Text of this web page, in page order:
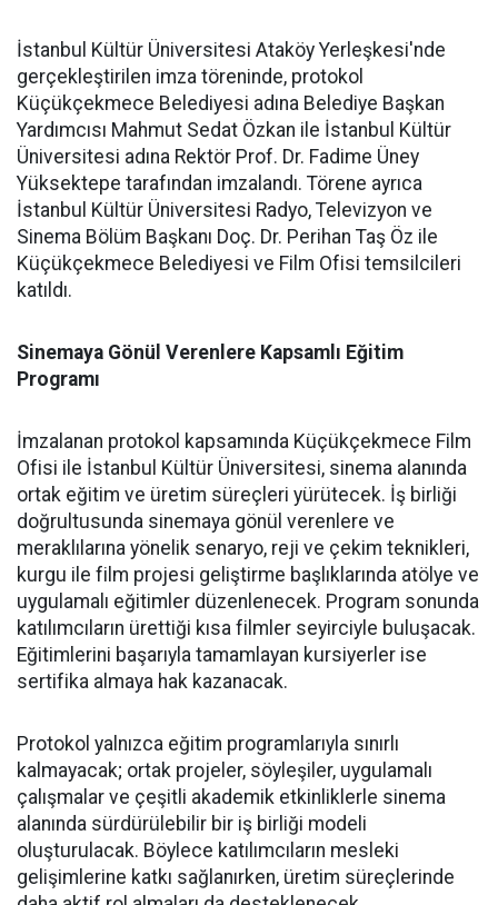
İstanbul Kültür Üniversitesi Ataköy Yerleşkesi'nde
gerçekleştirilen imza töreninde, protokol
Küçükçekmece Belediyesi adına Belediye Başkan
Yardımcısı Mahmut Sedat Özkan ile İstanbul Kültür
Üniversitesi adına Rektör Prof. Dr. Fadime Üney
Yüksektepe tarafından imzalandı. Törene ayrıca
İstanbul Kültür Üniversitesi Radyo, Televizyon ve
Sinema Bölüm Başkanı Doç. Dr. Perihan Taş Öz ile
Küçükçekmece Belediyesi ve Film Ofisi temsilcileri
katıldı.
Sinemaya Gönül Verenlere Kapsamlı Eğitim
Programı
İmzalanan protokol kapsamında Küçükçekmece Film
Ofisi ile İstanbul Kültür Üniversitesi, sinema alanında
ortak eğitim ve üretim süreçleri yürütecek. İş birliği
doğrultusunda sinemaya gönül verenlere ve
meraklılarına yönelik senaryo, reji ve çekim teknikleri,
kurgu ile film projesi geliştirme başlıklarında atölye ve
uygulamalı eğitimler düzenlenecek. Program sonunda
katılımcıların ürettiği kısa filmler seyirciyle buluşacak.
Eğitimlerini başarıyla tamamlayan kursiyerler ise
sertifika almaya hak kazanacak.
Protokol yalnızca eğitim programlarıyla sınırlı
kalmayacak; ortak projeler, söyleşiler, uygulamalı
çalışmalar ve çeşitli akademik etkinliklerle sinema
alanında sürdürülebilir bir iş birliği modeli
oluşturulacak. Böylece katılımcıların mesleki
gelişimlerine katkı sağlanırken, üretim süreçlerinde